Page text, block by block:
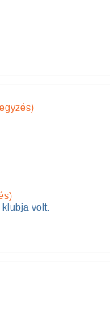
klubja volt.